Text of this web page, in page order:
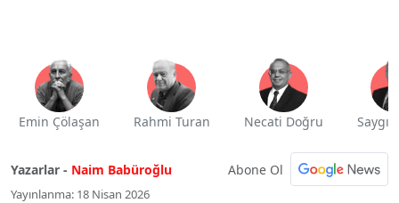
Emin Çölaşan Rahmi Turan Necati Doğru Saygı
Yazarlar - Naim Babüroğlu Abone Ol
Yayınlanma: 18 Nisan 2026